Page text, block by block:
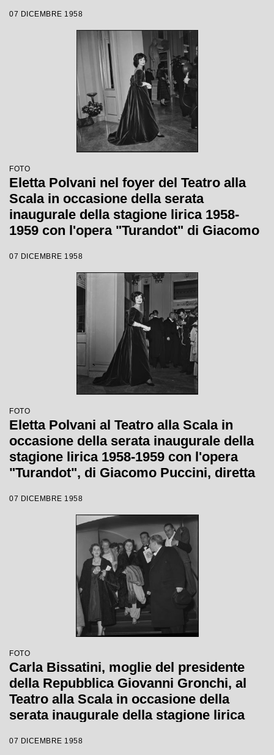
Votto con la regia di Margherita
07 DICEMBRE 1958
FOTO
Eletta Polvani nel foyer del Teatro alla
Scala in occasione della serata
inaugurale della stagione lirica 1958-
1959 con l'opera "Turandot" di Giacomo
regia di Margherita Walmann
07 DICEMBRE 1958
FOTO
Eletta Polvani al Teatro alla Scala in
occasione della serata inaugurale della
stagione lirica 1958-1959 con l'opera
"Turandot", di Giacomo Puccini, diretta
Margherita Wallmann
07 DICEMBRE 1958
FOTO
Carla Bissatini, moglie del presidente
della Repubblica Giovanni Gronchi, al
Teatro alla Scala in occasione della
serata inaugurale della stagione lirica
Giacomo Puccini, diretta da Antonino
07 DICEMBRE 1958